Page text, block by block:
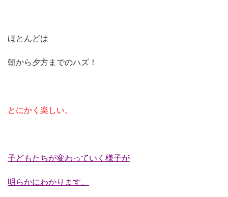
ほとんどは
朝から夕方までのハズ！
とにかく楽しい。
子どもたちが変わっていく様子が
明らかにわかります。